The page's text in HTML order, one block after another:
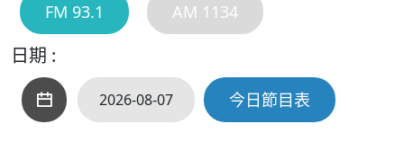
FM 93.1 AM 1134
日期 :
今日節目表